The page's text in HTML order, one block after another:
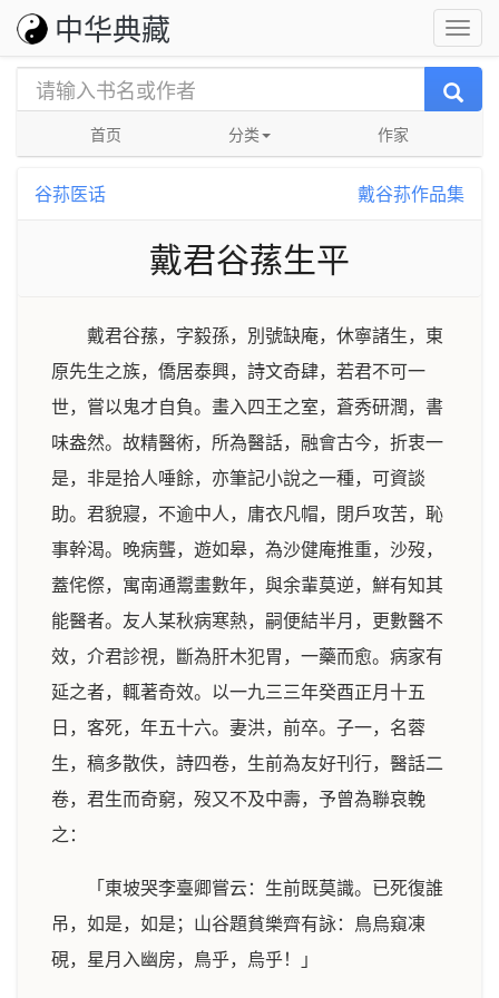
中华典藏
首页 分类 作家
谷荪医话 戴谷荪‌作品集
戴君谷蓀生平
戴君谷蓀，字毅孫，別號缺庵，休寧諸生，東
原先生之族，僑居泰興，詩文奇肆，若君不可一
世，嘗以鬼才自負。畫入四王之室，蒼秀研潤，書
味盎然。故精醫術，所為醫話，融會古今，折衷一
是，非是拾人唾餘，亦筆記小說之一種，可資談
助。君貌寢，不逾中人，庸衣凡帽，閉戶攻苦，恥
事幹渴。晚病聾，遊如皋，為沙健庵推重，沙歿，
蓋侘傺，寓南通鬻畫數年，與余輩莫逆，鮮有知其
能醫者。友人某秋病寒熱，嗣便結半月，更數醫不
效，介君診視，斷為肝木犯胃，一藥而愈。病家有
延之者，輒著奇效。以一九三三年癸酉正月十五
日，客死，年五十六。妻洪，前卒。子一，名蓉
生，稿多散佚，詩四卷，生前為友好刊行，醫話二
卷，君生而奇窮，歿又不及中壽，予曾為聯哀輓
之：
「東坡哭李臺卿嘗云：生前既莫識。已死復誰
吊，如是，如是；山谷題貧樂齊有詠：鳥烏窺凍
硯，星月入幽房，鳥乎，烏乎！」